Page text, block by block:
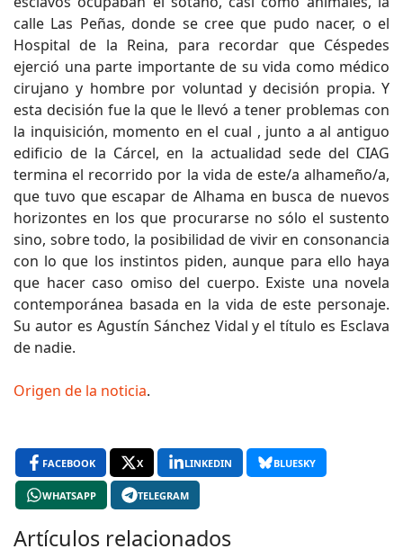
calle Las Peñas, donde se cree que pudo nacer, o el
Hospital de la Reina, para recordar que Céspedes
ejerció una parte importante de su vida como médico
cirujano y hombre por voluntad y decisión propia. Y
esta decisión fue la que le llevó a tener problemas con
la inquisición, momento en el cual , junto a al antiguo
edificio de la Cárcel, en la actualidad sede del CIAG
termina el recorrido por la vida de este/a alhameño/a,
que tuvo que escapar de Alhama en busca de nuevos
horizontes en los que procurarse no sólo el sustento
sino, sobre todo, la posibilidad de vivir en consonancia
con lo que los instintos piden, aunque para ello haya
que hacer caso omiso del cuerpo. Existe una novela
contemporánea basada en la vida de este personaje.
Su autor es Agustín Sánchez Vidal y el título es Esclava
de nadie.
Origen de la noticia.
FACEBOOK X LINKEDIN BLUESKY
WHATSAPP TELEGRAM
Artículos relacionados